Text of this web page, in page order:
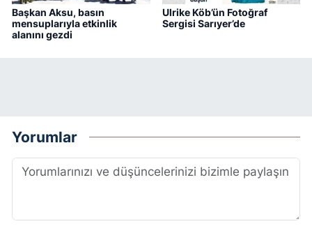
Başkan Aksu, basın
mensuplarıyla etkinlik
alanını gezdi
Ulrike Köb’ün Fotoğraf
Sergisi Sarıyer’de
Yorumlar